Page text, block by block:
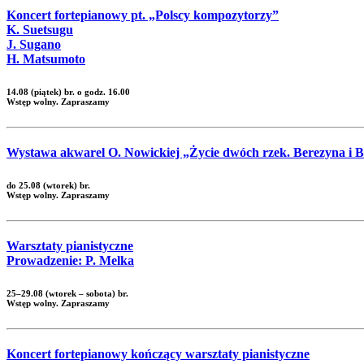
Koncert fortepianowy pt. „Polscy kompozytorzy”
K. Suetsugu
J. Sugano
H. Matsumoto
14.08 (piątek) br. o godz. 16.00
Wstęp wolny. Zapraszamy
Wystawa akwarel O. Nowickiej „Życie dwóch rzek. Berezyna i
do 25.08 (wtorek) br.
Wstęp wolny. Zapraszamy
Warsztaty pianistyczne
Prowadzenie: P. Melka
25–29.08 (wtorek – sobota) br.
Wstęp wolny. Zapraszamy
Koncert fortepianowy kończący warsztaty pianistyczne